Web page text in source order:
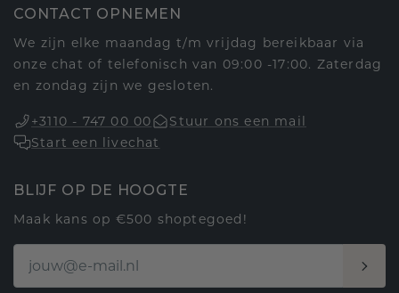
CONTACT OPNEMEN
We zijn elke maandag t/m vrijdag bereikbaar via
onze chat of telefonisch van 09:00 -17:00. Zaterdag
en zondag zijn we gesloten.
+3110 - 747 00 00
Stuur ons een mail
Start een livechat
BLIJF OP DE HOOGTE
Maak kans op €500 shoptegoed!